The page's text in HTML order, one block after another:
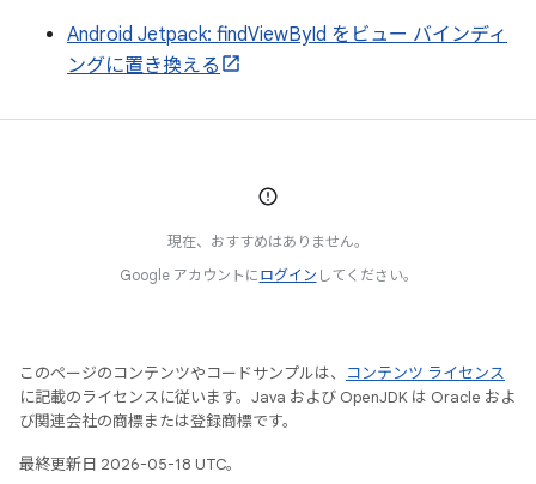
Android Jetpack: findViewById をビュー バインディ
ングに置き換える
現在、おすすめはありません。
Google アカウントに ログイン してください。
このページのコンテンツやコードサンプルは、
コンテンツ ライセンス
に記載のライセンスに従います。Java および OpenJDK は Oracle およ
び関連会社の商標または登録商標です。
最終更新日 2026-05-18 UTC。